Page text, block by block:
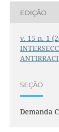
EDIÇÃO
v. 15 n. 1
SEÇÃO
Demanda